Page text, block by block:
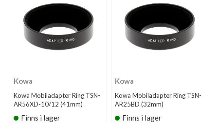
Kowa
Kowa Mobiladapter Ring TSN-
AR56XD-10/12 (41mm)
Finns i lager
Kowa
Kowa Mobiladapter Ring TSN-
AR25BD (32mm)
Finns i lager